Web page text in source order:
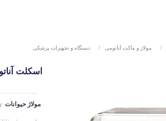
/ مولاژ و ماکت آناتومی / دستگاه و تجهیزات پزشکی
اسکلت
مولاژ حیوانات /